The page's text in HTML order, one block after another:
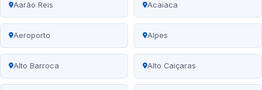
Aarão Reis Acaiaca
Aeroporto Alpes
Alto Barroca Alto Caiçaras